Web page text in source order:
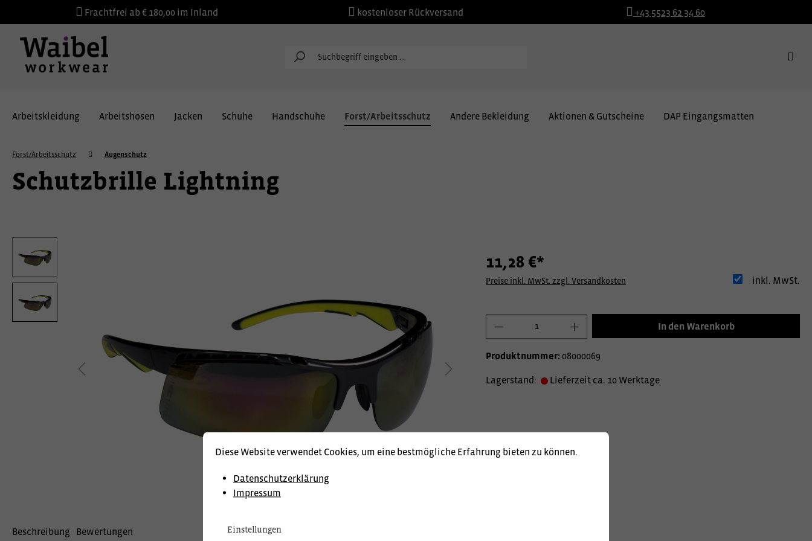
Frachtfrei ab € 180,00 im Inland kostenloser Rückversand +43 5523 62 34 60
Arbeitskleidung Arbeitshosen Jacken Schuhe Handschuhe Forst/Arbeitsschutz Andere Bekleidung Aktionen & Gutscheine DAP Eingangsmatten
Forst/Arbeitsschutz Augenschutz
Schutzbrille Lightning
11,28 €*
inkl. MwSt.
Preise inkl. MwSt. zzgl. Versandkosten
In den Warenkorb
Produktnummer: 08000069
Lagerstand: Lieferzeit ca. 10 Werktage
Beschreibung Bewertungen
Diese Website verwendet Cookies, um eine bestmögliche Erfahrung bieten zu können.
Datenschutzerklärung
Impressum
Einstellungen